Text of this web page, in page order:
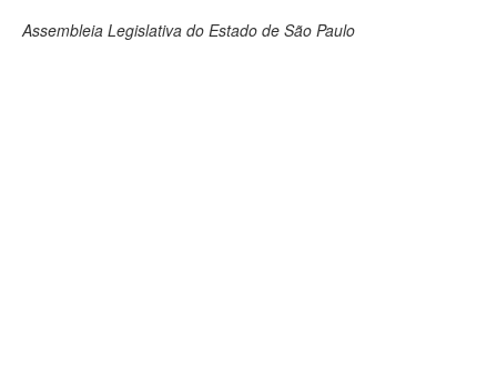
Assembleia Legislativa do Estado de São Paulo